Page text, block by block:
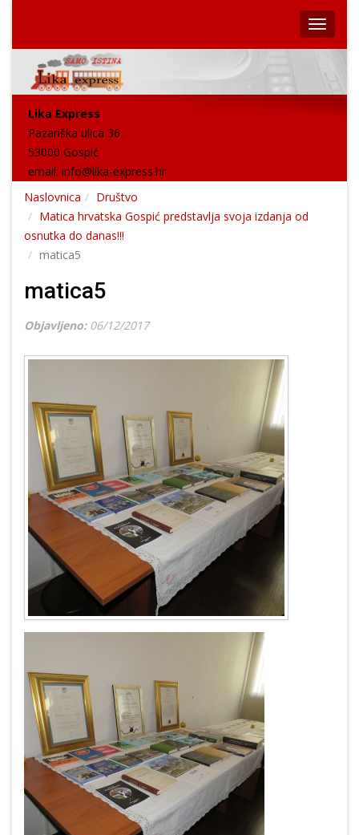
Lika Express
Pazariška ulica 36
53000 Gospić
email: info@lika-express.hr
Naslovnica
Društvo
Matica hrvatska Gospić predstavlja svoja izdanja od
osnutka do danas!!!
matica5
matica5
Objavljeno: 06/12/2017